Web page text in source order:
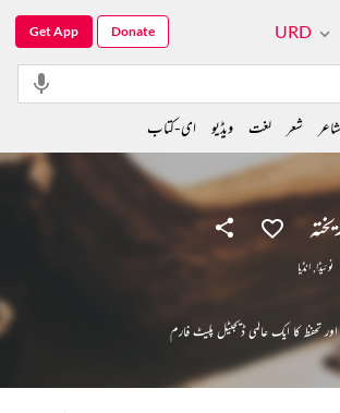
نوئیڈا,انڈیا
تحفظ کا ایک عالمی ڈیجیٹل پلیٹ فارم
URD
Get App Donate
شاعر شعر لغت ویڈیو ای-کتاب